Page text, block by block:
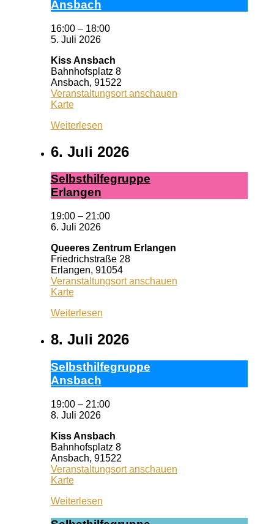
Ans­bach
16:00 – 18:00
5. Juli 2026
Kiss Ansbach
Bahnhofsplatz 8
Ansbach, 91522
Veranstaltungsort anschauen
KarteKiss
Weiterlesen
6. Juli 2026
Selbst­hil­fe­grup­pe
Er­lan­gen
19:00 – 21:00
6. Juli 2026
Queeres Zentrum Erlangen
Friedrichstraße 28
Erlangen, 91054
Veranstaltungsort anschauen
KarteQueeres
Erlangen
Weiterlesen
8. Juli 2026
Selbst­hil­fe­grup­pe
Ans­bach
19:00 – 21:00
8. Juli 2026
Kiss Ansbach
Bahnhofsplatz 8
Ansbach, 91522
Veranstaltungsort anschauen
KarteKiss
Weiterlesen